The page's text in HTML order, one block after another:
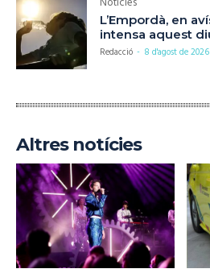
L’Empordà, en
intensa aquest
Redacció - 8 d'agost de 2026
Altres notícies